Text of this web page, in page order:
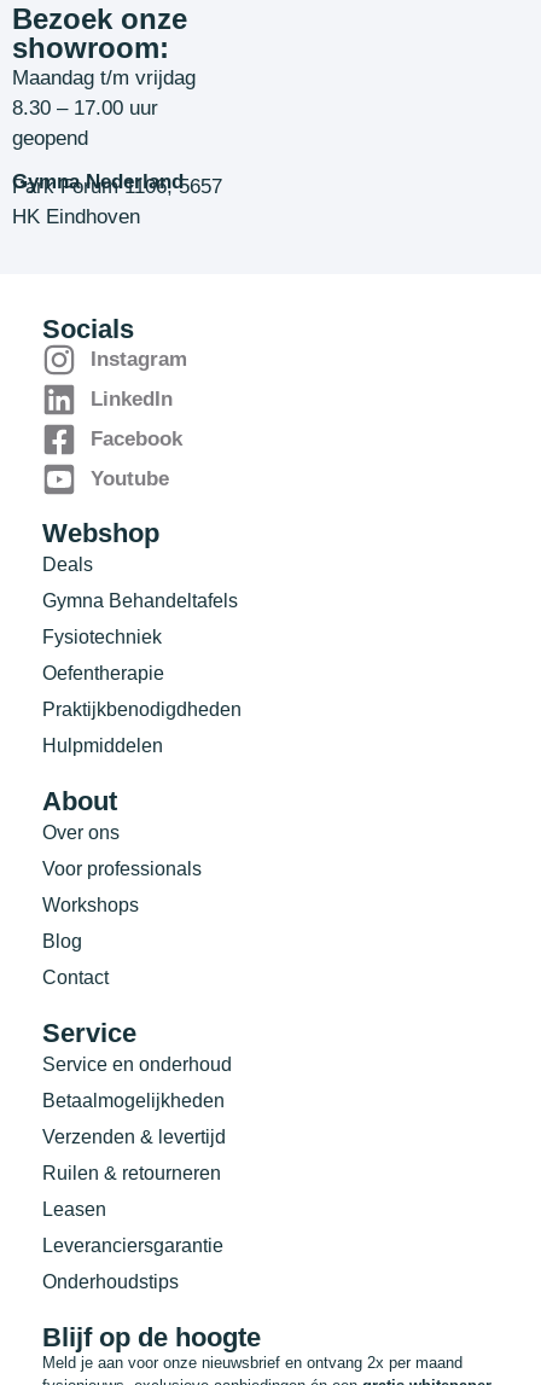
Bezoek onze
showroom:
Maandag t/m vrijdag
8.30 – 17.00 uur
geopend
Gymna Nederland
Park Forum 1106, 5657
HK Eindhoven
Socials
Instagram
LinkedIn
Facebook
Youtube
Webshop
Deals
Gymna Behandeltafels
Fysiotechniek
Oefentherapie
Praktijkbenodigdheden
Hulpmiddelen
About
Over ons
Voor professionals
Workshops
Blog
Contact
Service
Service en onderhoud
Betaalmogelijkheden
Verzenden & levertijd
Ruilen & retourneren
Leasen
Leveranciersgarantie
Onderhoudstips
Blijf op de hoogte
Meld je aan voor onze nieuwsbrief en ontvang 2x per maand